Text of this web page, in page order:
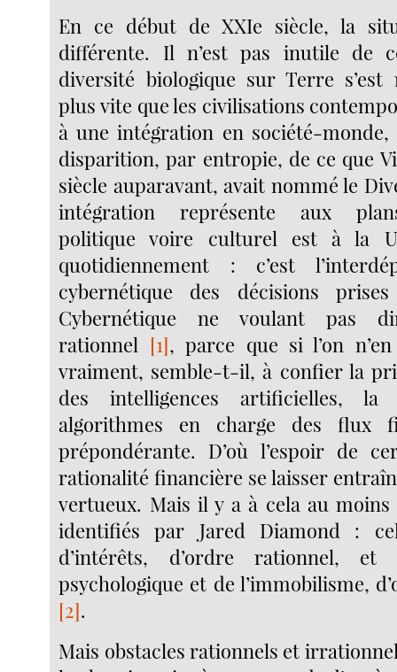
En ce début de XXIe siècle, la
différente. Il n’est pas inutile de
diversité biologique sur Terre s’est
plus vite que les civilisations
à une intégration en société-monde,
disparition, par entropie, de ce que
siècle auparavant, avait nommé le
intégration représente aux
politique voire culturel est à la
quotidiennement : c’est
cybernétique des décisions
Cybernétique ne voulant pas
rationnel [1], parce que si l’on
vraiment, semble-t-il, à confier la
des intelligences artificielles, la
algorithmes en charge des flux
prépondérante. D’où l’espoir de
rationalité financière se laisser
vertueux. Mais il y a à cela au
identifiés par Jared Diamond :
d’intérêts, d’ordre rationnel,
psychologique et de l’immobilisme,
[2].
Mais obstacles rationnels et